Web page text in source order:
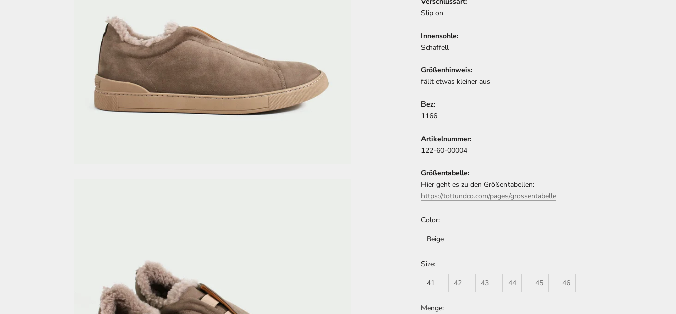
Slip on
Innensohle:
Schaffell
Größenhinweis:
fällt etwas kleiner aus
Bez:
1166
Artikelnummer:
122-60-00004
Größentabelle:
Hier geht es zu den Größentabellen:
https://tottundco.com/pages/grossentabelle
Color:
Beige
Size:
41
42 43 44 45 46
Menge: